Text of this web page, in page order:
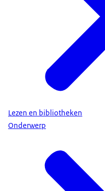
Lezen en bibliotheken
Onderwerp